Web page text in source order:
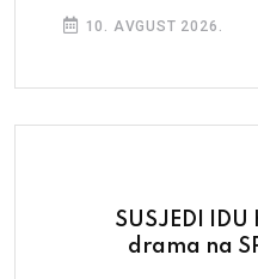
10. AVGUST 2026.
SUSJEDI
drama na